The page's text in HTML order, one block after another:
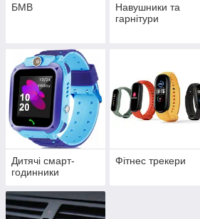
БМВ
Навушники та
гарнітури
Дитячі смарт-
годинники
Фітнес трекери